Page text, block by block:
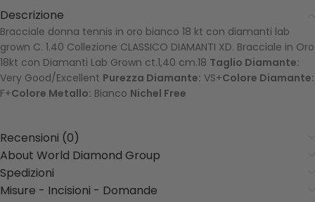
Descrizione
Bracciale donna tennis in oro bianco 18 kt con diamanti lab
grown C. 1.40 Collezione CLASSICO DIAMANTI XD. Bracciale in Oro
18kt con Diamanti Lab Grown ct.1,40 cm.18 Taglio Diamante:
Very Good/Excellent Purezza Diamante: VS+Colore Diamante:
F+Colore Metallo: Bianco Nichel Free
Recensioni (0)
About World Diamond Group
Spedizioni
Misure - Incisioni - Domande